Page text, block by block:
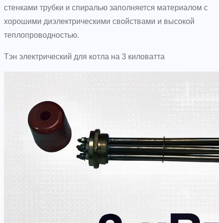
стенками трубки и спиралью заполняется материалом с
хорошими диэлектрическими свойствами и высокой
теплопроводностью.
Тэн электрический для котла на 3 киловатта